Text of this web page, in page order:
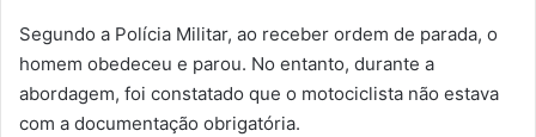
Segundo a Polícia Militar, ao receber ordem de parada, o
homem obedeceu e parou. No entanto, durante a
abordagem, foi constatado que o motociclista não estava
com a documentação obrigatória.